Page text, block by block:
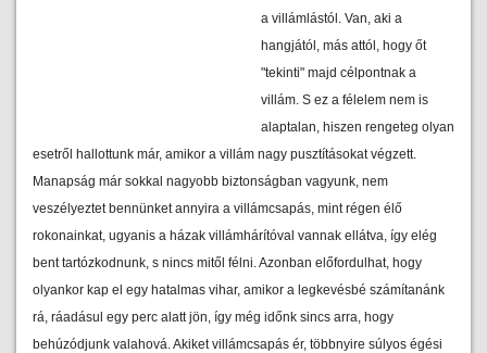
a villámlástól. Van, aki a
hangjától, más attól, hogy őt
"tekinti" majd célpontnak a
villám. S ez a félelem nem is
alaptalan, hiszen rengeteg olyan
esetről hallottunk már, amikor a villám nagy pusztításokat végzett.
Manapság már sokkal nagyobb biztonságban vagyunk, nem
veszélyeztet bennünket annyira a villámcsapás, mint régen élő
rokonainkat, ugyanis a házak villámhárítóval vannak ellátva, így elég
bent tartózkodnunk, s nincs mitől félni. Azonban előfordulhat, hogy
olyankor kap el egy hatalmas vihar, amikor a legkevésbé számítanánk
rá, ráadásul egy perc alatt jön, így még időnk sincs arra, hogy
behúzódjunk valahová. Akiket villámcsapás ér, többnyire súlyos égési